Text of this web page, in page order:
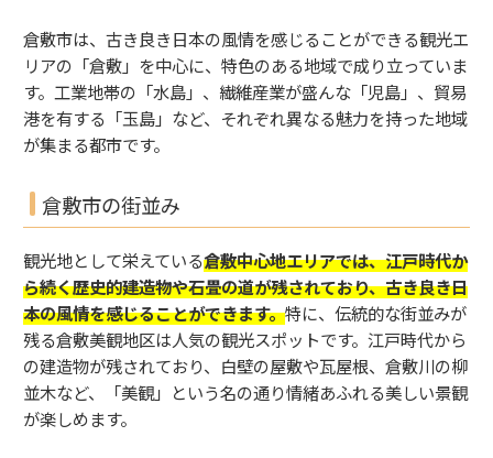
倉敷市は、古き良き日本の風情を感じることができる観光エ
リアの「倉敷」を中心に、特色のある地域で成り立っていま
す。工業地帯の「水島」、繊維産業が盛んな「児島」、貿易
港を有する「玉島」など、それぞれ異なる魅力を持った地域
が集まる都市です。
倉敷市の街並み
観光地として栄えている倉敷中心地エリアでは、江戸時代か
ら続く歴史的建造物や石畳の道が残されており、古き良き日
本の風情を感じることができます。特に、伝統的な街並みが
残る倉敷美観地区は人気の観光スポットです。江戸時代から
の建造物が残されており、白壁の屋敷や瓦屋根、倉敷川の柳
並木など、「美観」という名の通り情緒あふれる美しい景観
が楽しめます。